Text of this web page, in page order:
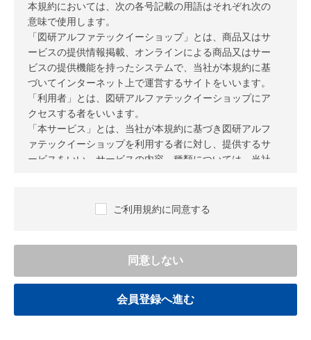
本規約においては、次の各号記載の用語はそれぞれ次の
意味で使用します。
「図研アルファテックイーショップ」とは、商品又はサ
ービスの提供情報掲載、オンラインによる商品又はサー
ビスの提供機能を持ったシステムで、当社が本規約に基
づいてインターネット上で運営するサイトをいいます。
「利用者」とは、図研アルファテックイーショップにア
クセスする者をいいます。
「本サービス」とは、当社が本規約に基づき図研アルフ
ァテックイーショップを利用する者に対し、提供するサ
ービスをいい、サービスの内容、種類については、当社
上での表示、又は電子メールその他の通信手段を通じて
ーショップを利用するにあたり、本規約を誠実に遵守
するものとします。
ご利用規約に同意する